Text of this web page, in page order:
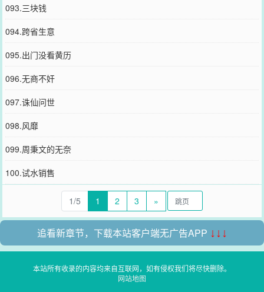
093.三块钱
094.跨省生意
095.出门没看黄历
096.无商不奸
097.诛仙问世
098.风靡
099.周秉文的无奈
100.试水销售
1/5 1 2 3 »
追看新章节，下载本站客户端无广告APP ↓↓↓
本站所有收录的内容均来自互联网，如有侵权我们将尽快删除。
网站地图